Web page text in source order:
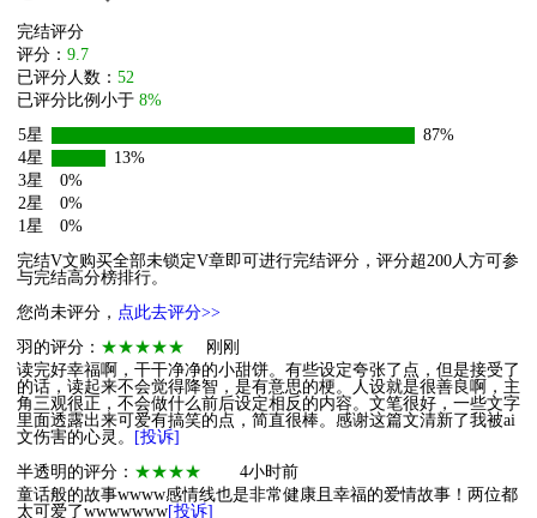
完结评分
评分： 9.7
已评分人数： 52
已评分比例小于 8%
5星
87%
4星
13%
3星
0%
2星
0%
1星
0%
完结V文购买全部未锁定V章即可进行完结评分，评分超200人方可参
与完结高分榜排行。
您尚未评分， 点此去评分>>
羽的评分： ★★★★★
刚刚
读完好幸福啊，干干净净的小甜饼。有些设定夸张了点，但是接受了
的话，读起来不会觉得降智，是有意思的梗。人设就是很善良啊，主
角三观很正，不会做什么前后设定相反的内容。文笔很好，一些文字
里面透露出来可爱有搞笑的点，简直很棒。感谢这篇文清新了我被ai
文伤害的心灵。
[投诉]
半透明的评分： ★★★★
4小时前
童话般的故事wwww感情线也是非常健康且幸福的爱情故事！两位都
太可爱了wwwwwww[投诉]